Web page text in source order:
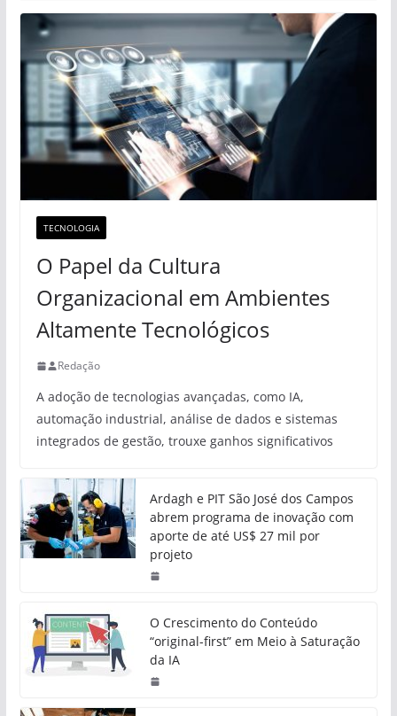
TECNOLOGIA
O Papel da Cultura
Organizacional em Ambientes
Altamente Tecnológicos
Redação
A adoção de tecnologias avançadas, como IA,
automação industrial, análise de dados e sistemas
integrados de gestão, trouxe ganhos significativos
Ardagh e PIT São José dos Campos
abrem programa de inovação com
aporte de até US$ 27 mil por
projeto
O Crescimento do Conteúdo
“original-first” em Meio à Saturação
da IA